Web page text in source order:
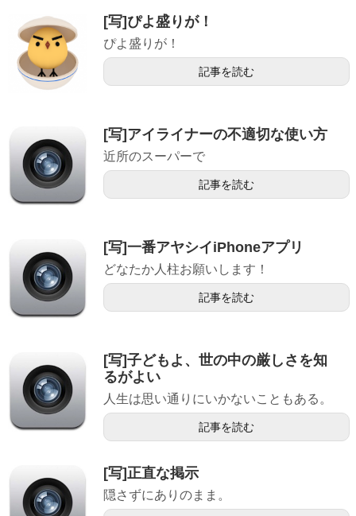
[写]ぴよ盛りが！
ぴよ盛りが！
記事を読む
[写]アイライナーの不適切な使い方
近所のスーパーで
記事を読む
[写]一番アヤシイiPhoneアプリ
どなたか人柱お願いします！
記事を読む
[写]子どもよ、世の中の厳しさを知
るがよい
人生は思い通りにいかないこともある。
記事を読む
[写]正直な掲示
隠さずにありのまま。